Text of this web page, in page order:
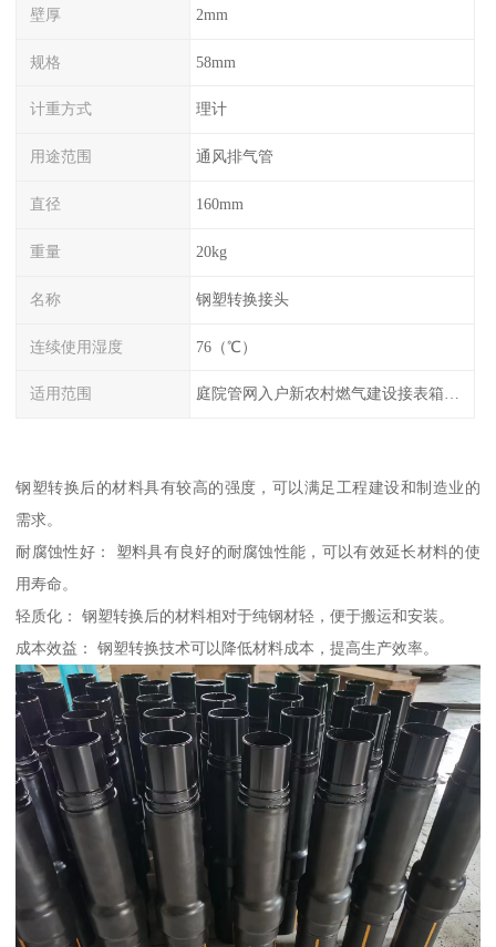
壁厚 2mm
规格 58mm
计重方式 理计
用途范围 通风排气管
直径 160mm
重量 20kg
名称 钢塑转换接头
连续使用湿度 76（℃）
适用范围 庭院管网入户新农村燃气建设接表箱接调压箱
钢塑转换后的材料具有较高的强度，可以满足工程建设和制造业的
需求。
耐腐蚀性好： 塑料具有良好的耐腐蚀性能，可以有效延长材料的使
用寿命。
轻质化： 钢塑转换后的材料相对于纯钢材轻，便于搬运和安装。
成本效益： 钢塑转换技术可以降低材料成本，提高生产效率。